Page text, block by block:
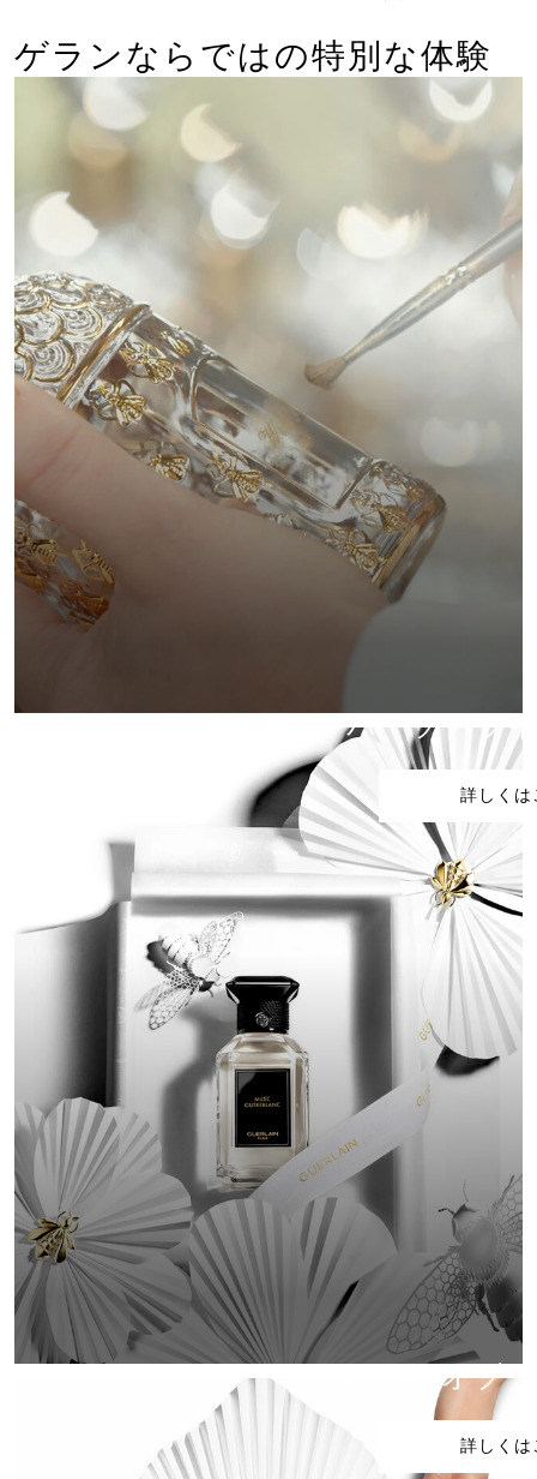
パーソナラ
詳しくは
アート オブ
詳しくは
ゲランならではの特別な体験